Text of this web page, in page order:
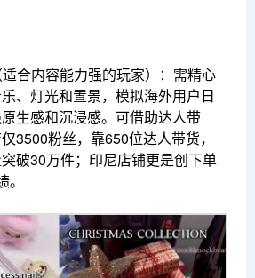
合内容能力强的玩家）：需精心
、灯光和置景，模拟海外用户日
生感和沉浸感。可借助达人带
3500粉丝，靠650位达人带货，
破30万件；印尼店铺更是创下单